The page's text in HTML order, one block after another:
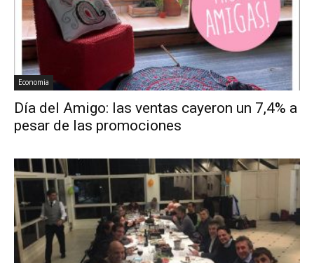
Economia
Día del Amigo: las ventas cayeron un 7,4% a
pesar de las promociones